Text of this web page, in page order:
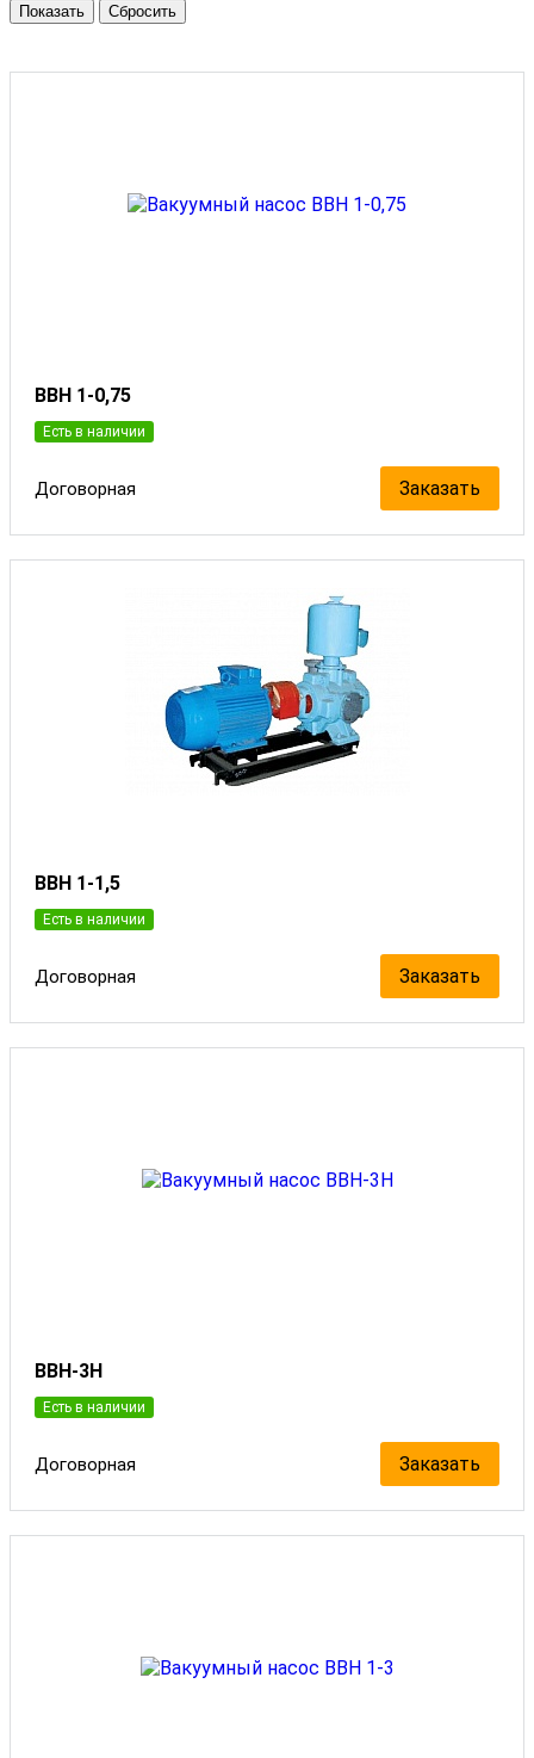
ВВН 1-0,75
Есть в наличии
Договорная Заказать
ВВН 1-1,5
Есть в наличии
Договорная Заказать
ВВН-3Н
Есть в наличии
Договорная Заказать